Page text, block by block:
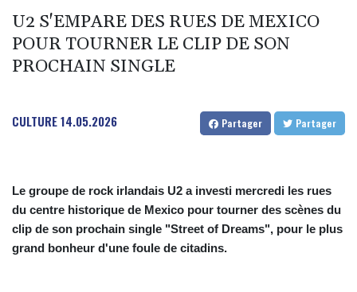
U2 S'EMPARE DES RUES DE MEXICO
POUR TOURNER LE CLIP DE SON
PROCHAIN SINGLE
CULTURE14.05.2026 Partager Partager
Le groupe de rock irlandais U2 a investi mercredi les rues
du centre historique de Mexico pour tourner des scènes du
clip de son prochain single "Street of Dreams", pour le plus
grand bonheur d'une foule de citadins.